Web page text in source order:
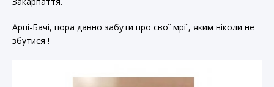
Арпі-Бачі, пора давно забути про свої мрії, яким ніколи не
збутися !